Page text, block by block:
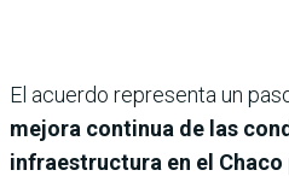
El acuerdo representa un
mejora continua de las
infraestructura en el Chaco